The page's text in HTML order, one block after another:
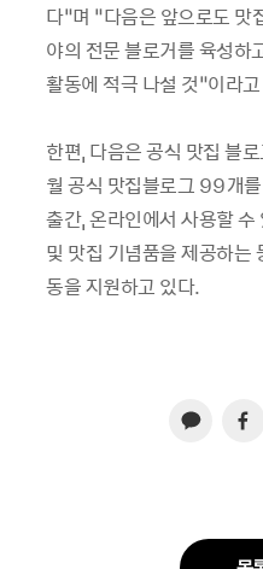
다”며 “다음은 앞으로도 맛
야의 전문 블로거를 육성하
활동에 적극 나설 것”이라
한편, 다음은 공식 맛집 블
월 공식 맛집블로그 99개
출간, 온라인에서 사용할
및 맛집 기념품을 제공하는
동을 지원하고 있다.